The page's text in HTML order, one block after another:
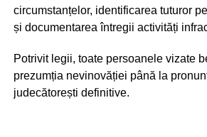
circumstanțelor, identificarea tuturor
și documentarea întregii activități
Potrivit legii, toate persoanele vizate
prezumția nevinovăției până la
judecătorești definitive.